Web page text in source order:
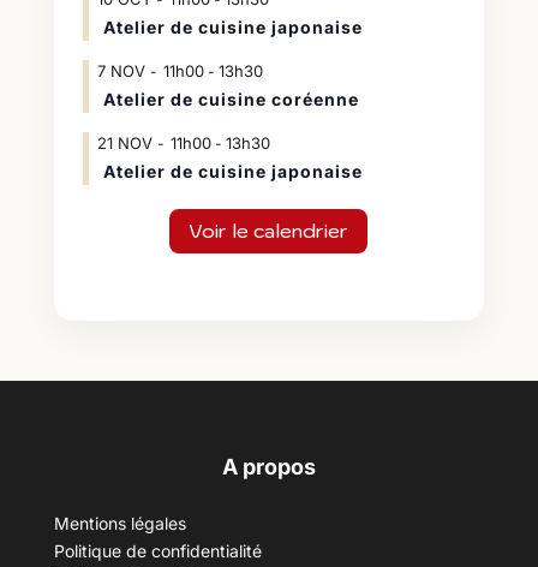
Atelier de cuisine japonaise
7 NOV 11h00- 13h30
Atelier de cuisine coréenne
21 NOV 11h00- 13h30
Atelier de cuisine japonaise
Voir le calendrier
A propos
Mentions légales
Politique de confidentialité